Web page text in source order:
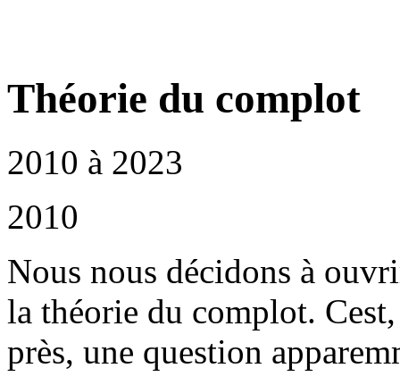
Théorie du complot
2010 à 2023
2010
Nous nous décidons à
la théorie du complot.
près, une question